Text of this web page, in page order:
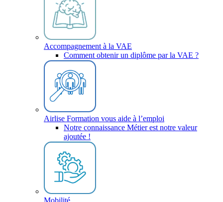
Accompagnement à la VAE
Comment obtenir un diplôme par la VAE ?
Airlise Formation vous aide à l’emploi
Notre connaissance Métier est notre valeur
ajoutée !
Mobilité